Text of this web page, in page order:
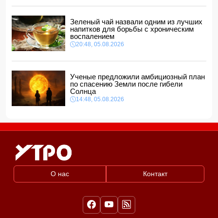
гибелью граждан Азербайджана в Азовском и Чёрном
морях
12:40, 06.08.2026
Зеленый чай назвали одним из лучших
напитков для борьбы с хроническим
воспалением
20:48, 05.08.2026
Ученые предложили амбициозный план
по спасению Земли после гибели
Солнца
14:48, 05.08.2026
О нас Контакт